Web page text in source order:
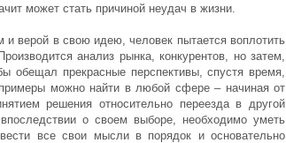
может стать причиной неудач в жизни.
и верой в свою идею, человек пытается воплотить
анализ рынка, конкурентов, но затем,
обещал прекрасные перспективы, спустя время,
можно найти в любой сфере – начиная от
решения относительно переезда в другой
о своем выборе, необходимо уметь
все свои мысли в порядок и основательно